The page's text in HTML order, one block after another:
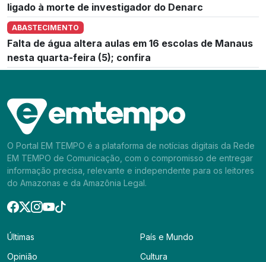
ligado à morte de investigador do Denarc
ABASTECIMENTO
Falta de água altera aulas em 16 escolas de Manaus
nesta quarta-feira (5); confira
O Portal EM TEMPO é a plataforma de notícias digitais da Rede
EM TEMPO de Comunicação, com o compromisso de entregar
informação precisa, relevante e independente para os leitores
do Amazonas e da Amazônia Legal.
Últimas
Opinião
País e Mundo
Cultura